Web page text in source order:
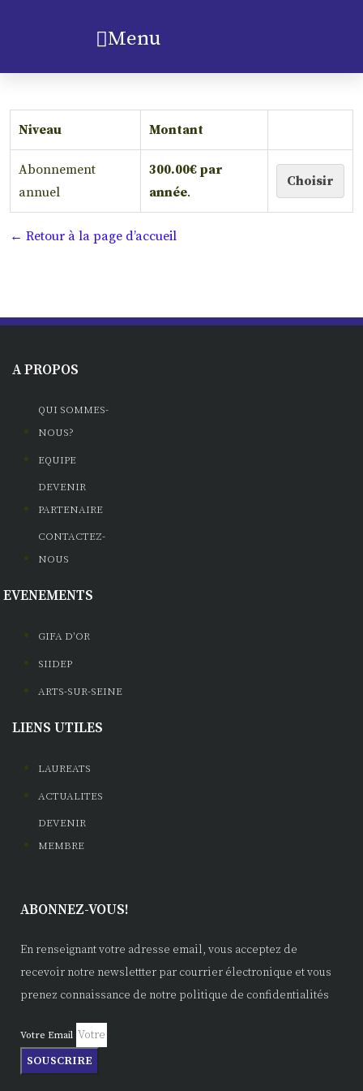
Menu
Niveau Montant
Abonnement
annuel
300.00€ par
année.
Choisir
← Retour à la page d’accueil
A PROPOS
QUI SOMMES-
NOUS?
EQUIPE
DEVENIR
PARTENAIRE
CONTACTEZ-
NOUS
EVENEMENTS
GIFA D'OR
SIIDEP
ARTS-SUR-SEINE
LIENS UTILES
LAUREATS
ACTUALITES
DEVENIR
MEMBRE
ABONNEZ-VOUS!
En renseignant votre adresse email, vous acceptez de
recevoir notre newslettter par courrier électronique et vous
prenez connaissance de notre politique de confidentialités
Votre Email
SOUSCRIRE